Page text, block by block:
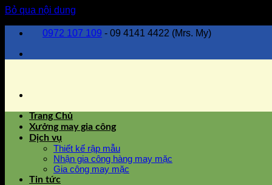
Bỏ qua nội dung
0972 107 109 - 09 4141 4422 (Mrs. My)
Trang Chủ
Xưởng may gia công
Dịch vụ
Thiết kế rập mẫu
Nhận gia công hàng may mặc
Gia công may mặc
Tin tức